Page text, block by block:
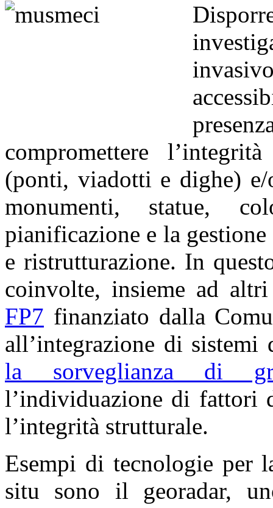
compromettere
(ponti, viadotti e dighe)
monumenti, statue,
pianificazione e la
e ristrutturazione. In
coinvolte, insieme ad
FP7 finanziato dalla
all’integrazione di
la sorveglianza di
l’individuazione di fattori
l’integrità strutturale.
Esempi di tecnologie per
situ sono il georadar,